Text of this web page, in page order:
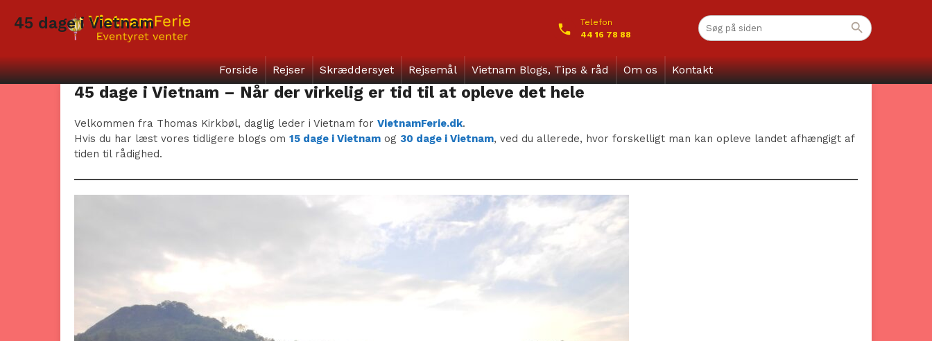
Telefon
44 16 78 88
Forside Rejser Skræddersyet Rejsemål Vietnam Blogs, Tips & råd Om os Kontakt
45 dage i Vietnam
45 dage i Vietnam – Når der virkelig er tid til at opleve det hele
Velkommen fra Thomas Kirkbøl, daglig leder i Vietnam for VietnamFerie.dk.
Hvis du har læst vores tidligere blogs om 15 dage i Vietnam og 30 dage i Vietnam, ved du allerede, hvor forskelligt man kan opleve landet afhængigt af
tiden til rådighed.